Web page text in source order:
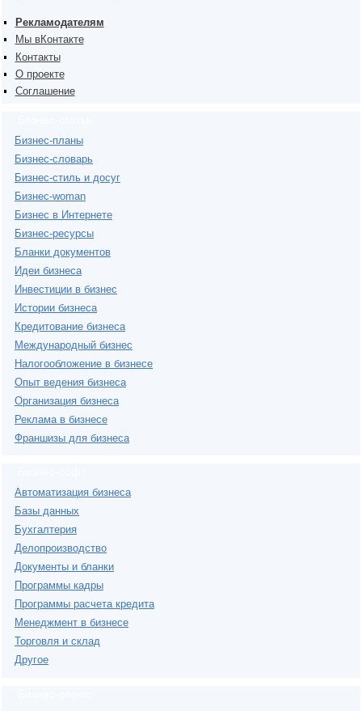
Рекламодателям
Мы вКонтакте
Контакты
О проекте
Соглашение
Бизнес-планы
Бизнес-словарь
Бизнес-стиль и досуг
Бизнес-woman
Бизнес в Интернете
Бизнес-ресурсы
Бланки документов
Идеи бизнеса
Инвестиции в бизнес
Истории бизнеса
Кредитование бизнеса
Международный бизнес
Налогообложение в бизнесе
Опыт ведения бизнеса
Организация бизнеса
Реклама в бизнесе
Франшизы для бизнеса
Автоматизация бизнеса
Базы данных
Бухгалтерия
Делопроизводство
Документы и бланки
Программы кадры
Программы расчета кредита
Менеджмент в бизнесе
Торговля и склад
Другое